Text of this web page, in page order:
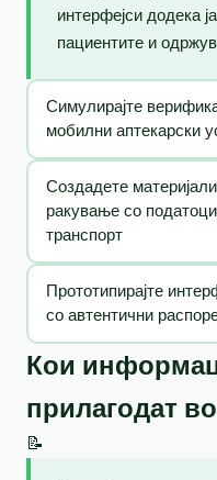
интерфејси додека
пациентите и
Симулирајте
мобилни аптекарски
Создадете
ракување со
транспорт
Прототипирајте
со автентични
Кои
прилагодат
📝